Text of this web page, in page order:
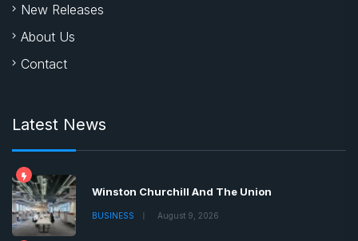
New Releases
About Us
Contact
Latest News
Winston Churchill And The Union
BUSINESS August 9, 2026